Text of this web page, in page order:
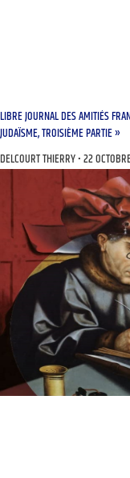
LIBRE JOURNAL DES AMITIÉS
JUDAÏSME, TROISIÈME PARTIE »
DELCOURT THIERRY 22